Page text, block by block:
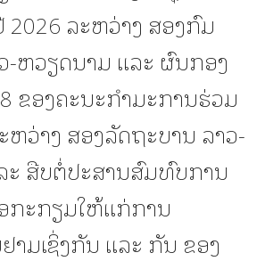
2026 ລະຫວ່າງ ສອງກົມ
-ຫວຽດນາມ ແລະ ຜົນກອງ
ຂອງຄະນະກຳມະການຮ່ວມ
ວ່າງ ສອງລັດຖະບານ ລາວ-
ະ ສືບຕໍ່ປະສານສົມທົບການ
ກະກຽມໃຫ້ແກ່ການ
າມເຊິ່ງກັນ ແລະ ກັນ ຂອງ